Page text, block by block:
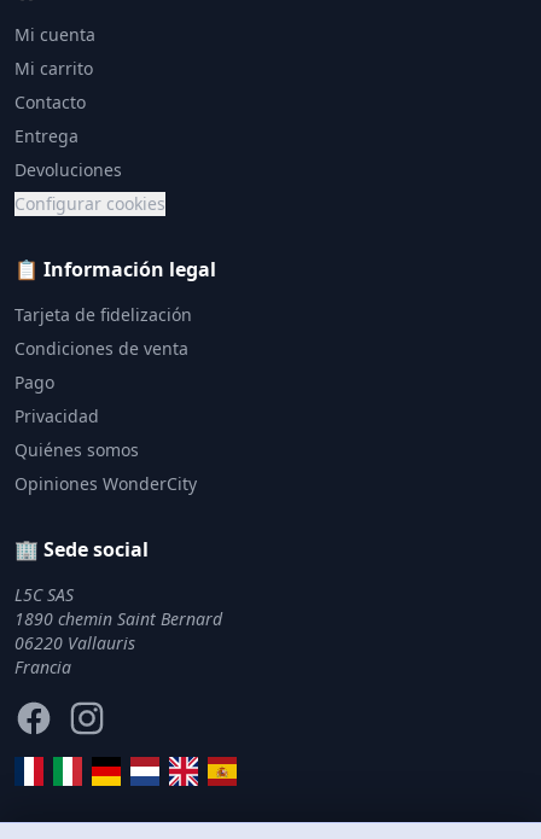
Mi cuenta
Mi carrito
Contacto
Entrega
Devoluciones
Configurar cookies
📋 Información legal
Tarjeta de fidelización
Condiciones de venta
Pago
Privacidad
Quiénes somos
Opiniones WonderCity
🏢 Sede social
L5C SAS
1890 chemin Saint Bernard
06220 Vallauris
Francia
FacebookInstagram